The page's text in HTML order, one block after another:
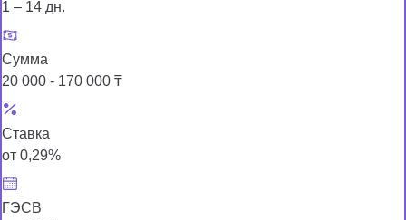
1 – 14 дн.
Сумма
20 000 - 170 000 ₸
Ставка
от 0,29%
ГЭСВ